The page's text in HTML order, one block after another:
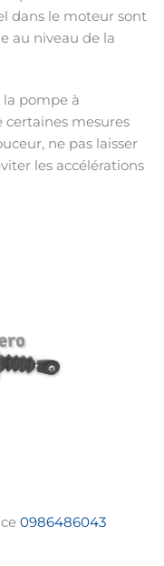
dans le moteur sont
au niveau de la
la pompe à
mesures
ne pas laisser
les accélérations
0986486043